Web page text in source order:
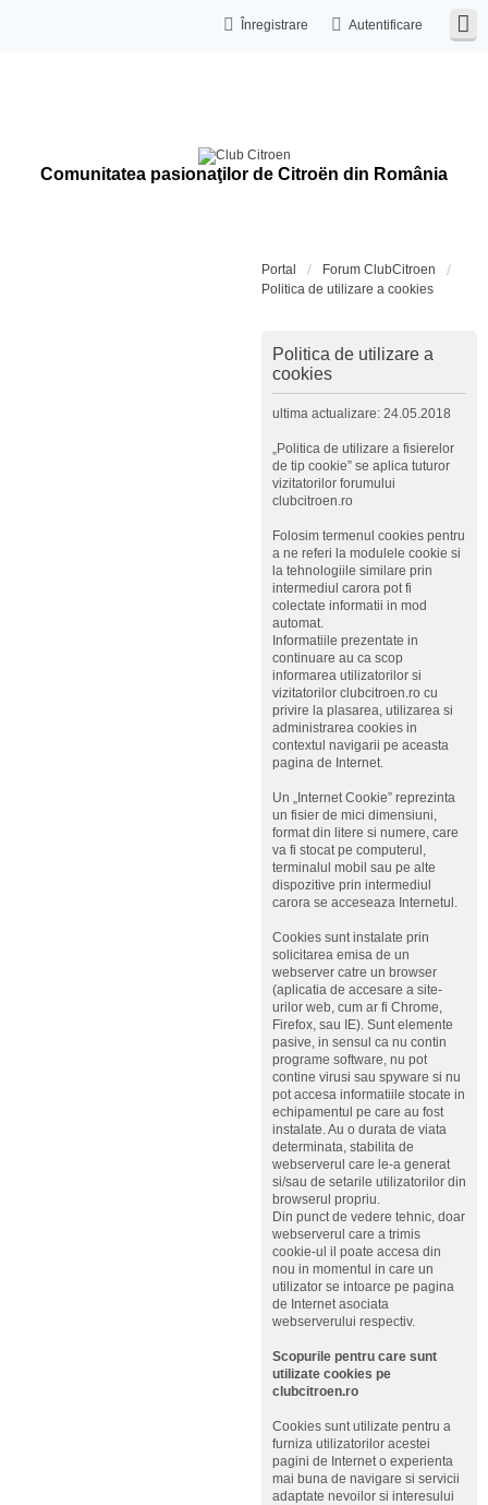
Autentificare
Înregistrare
Comunitatea pasionaţilor de Citroën din România
Portal
Forum ClubCitroen
Politica de utilizare a cookies
Politica de utilizare a
cookies
ultima actualizare: 24.05.2018
„Politica de utilizare a fisierelor
de tip cookie” se aplica tuturor
vizitatorilor forumului
clubcitroen.ro
Folosim termenul cookies pentru
a ne referi la modulele cookie si
la tehnologiile similare prin
intermediul carora pot fi
colectate informatii in mod
automat.
Informatiile prezentate in
continuare au ca scop
informarea utilizatorilor si
vizitatorilor clubcitroen.ro cu
privire la plasarea, utilizarea si
administrarea cookies in
contextul navigarii pe aceasta
pagina de Internet.
Un „Internet Cookie” reprezinta
un fisier de mici dimensiuni,
format din litere si numere, care
va fi stocat pe computerul,
terminalul mobil sau pe alte
dispozitive prin intermediul
carora se acceseaza Internetul.
Cookies sunt instalate prin
solicitarea emisa de un
webserver catre un browser
(aplicatia de accesare a site-
urilor web, cum ar fi Chrome,
Firefox, sau IE). Sunt elemente
pasive, in sensul ca nu contin
programe software, nu pot
contine virusi sau spyware si nu
pot accesa informatiile stocate in
echipamentul pe care au fost
instalate. Au o durata de viata
determinata, stabilita de
webserverul care le-a generat
si/sau de setarile utilizatorilor din
browserul propriu.
Din punct de vedere tehnic, doar
webserverul care a trimis
cookie-ul il poate accesa din
nou in momentul in care un
utilizator se intoarce pe pagina
de Internet asociata
webserverului respectiv.
Scopurile pentru care sunt
utilizate cookies pe
clubcitroen.ro
Cookies sunt utilizate pentru a
furniza utilizatorilor acestei
pagini de Internet o experienta
mai buna de navigare si servicii
adaptate nevoilor si interesului